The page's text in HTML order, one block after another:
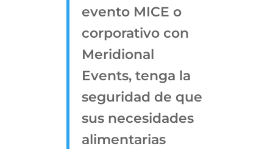
evento MICE o
corporativo con
Meridional
Events, tenga la
seguridad de que
sus necesidades
alimentarias